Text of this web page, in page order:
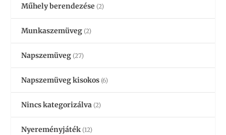
Műhely berendezése (2)
Munkaszemüveg (2)
Napszemüveg (27)
Napszemüveg kisokos (6)
Nincs kategorizálva (2)
Nyereményjáték (12)